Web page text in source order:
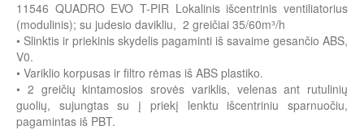
11546 QUADRO EVO T-PIR Lokalinis išcentrinis ventiliatorius
(modulinis); su judesio davikliu, 2 greičiai 35/60m³/h
• Slinktis ir priekinis skydelis pagaminti iš savaime gesančio ABS,
V0.
• Variklio korpusas ir filtro rėmas iš ABS plastiko.
• 2 greičių kintamosios srovės variklis, velenas ant rutulinių
guolių, sujungtas su į priekį lenktu išcentriniu sparnuočiu,
pagamintas iš PBT.